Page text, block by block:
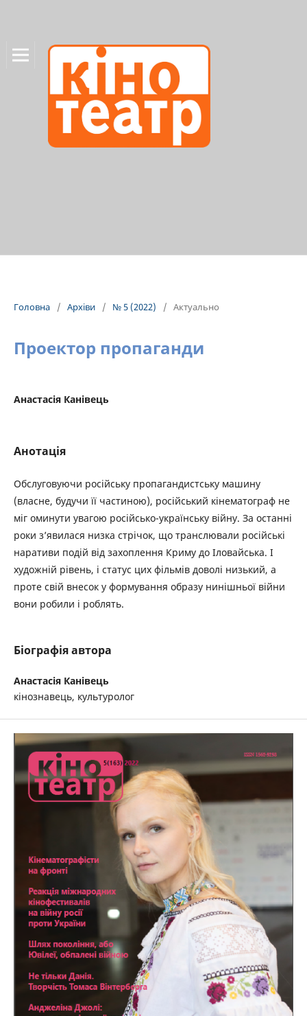
Головна / Архіви / № 5 (2022) / Актуально
Проектор пропаганди
Анастасія Канівець
Анотація
Обслуговуючи російську пропагандистську машину
(власне, будучи її частиною), російський кінематограф не
міг оминути увагою російсько-українську війну. За останні
роки з’явилася низка стрічок, що транслювали російські
наративи подій від захоплення Криму до Іловайська. І
художній рівень, і статус цих фільмів доволі низький, а
проте свій внесок у формування образу нинішньої війни
вони робили і роблять.
Біографія автора
Анастасія Канівець
кінознавець, культуролог